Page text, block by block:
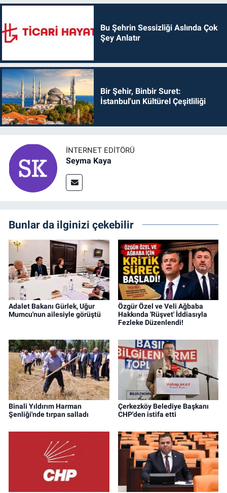
Bu Şehrin Sessizliği Aslında Çok
Şey Anlatır
Bir Şehir, Binbir Suret:
İstanbul'un Kültürel Çeşitliliği
İNTERNET EDITÖRÜ
Seyma Kaya
Bunlar da ilginizi çekebilir
Adalet Bakanı Gürlek, Uğur
Mumcu'nun ailesiyle görüştü
Özgür Özel ve Veli Ağbaba
Hakkında 'Rüşvet' İddiasıyla
Fezleke Düzenlendi!
Binali Yıldırım Harman
Şenliği'nde tırpan salladı
Çerkezköy Belediye Başkanı
CHP'den istifa etti